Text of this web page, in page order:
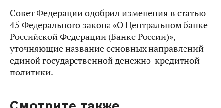
Совет Федерации одобрил изменения в статью
45 Федерального закона «О Центральном банке
Российской Федерации (Банке России)»,
уточняющие название основных направлений
единой государственной денежно-кредитной
политики.